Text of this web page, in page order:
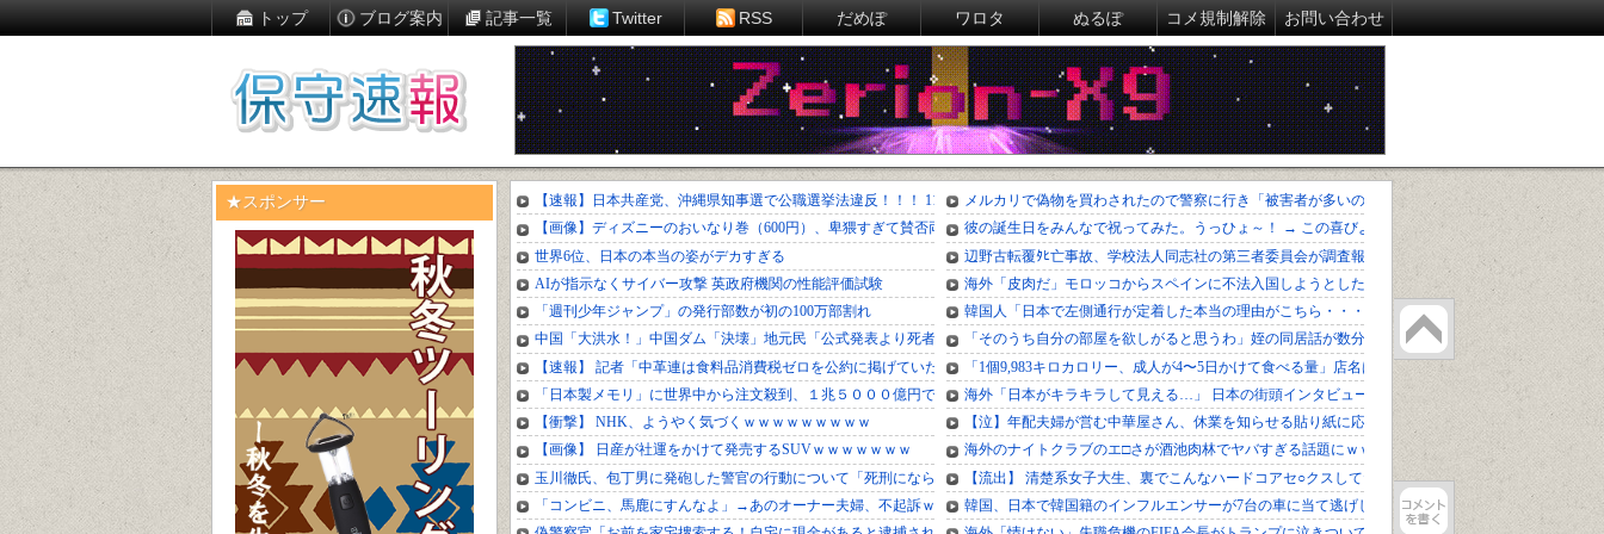
トップ ブログ案内 記事一覧 Twitter RSS だめぽ ワロタ ぬるぽ コメ規制解除 お問い合わせ
★スポンサー